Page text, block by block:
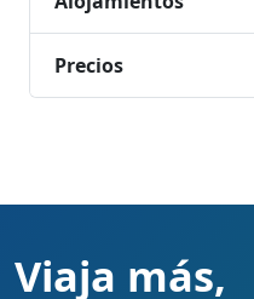
Precios
Viaja más,